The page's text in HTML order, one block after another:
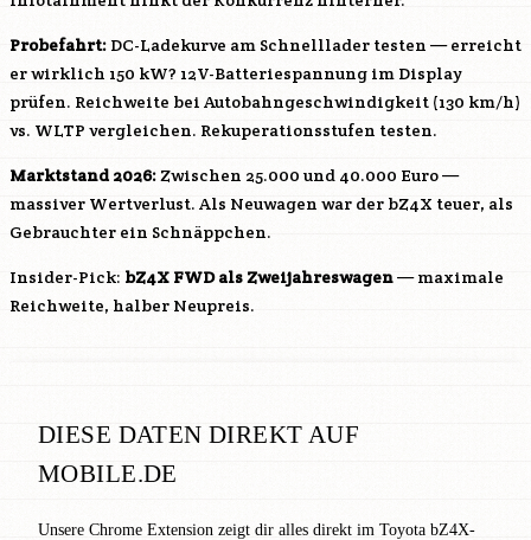
Probefahrt: DC-Ladekurve am Schnelllader testen — erreicht
er wirklich 150 kW? 12V-Batteriespannung im Display
prüfen. Reichweite bei Autobahngeschwindigkeit (130 km/h)
vs. WLTP vergleichen. Rekuperationsstufen testen.
Marktstand 2026:Zwischen 25.000 und 40.000 Euro —
massiver Wertverlust. Als Neuwagen war der bZ4X teuer, als
Gebrauchter ein Schnäppchen.
Insider-Pick: bZ4X FWD als Zweijahreswagen— maximale
Reichweite, halber Neupreis.
DIESE DATEN DIREKT AUF
MOBILE.DE
Unsere Chrome Extension zeigt dir alles direkt im Toyota bZ4X-